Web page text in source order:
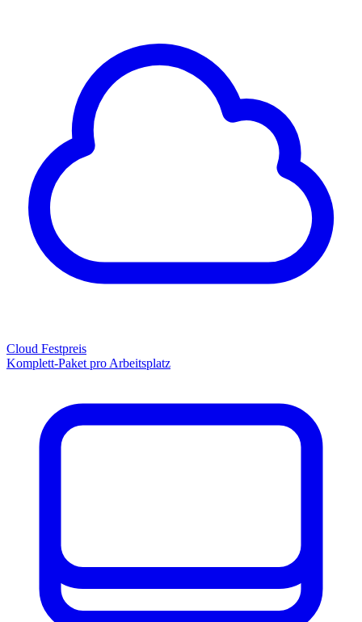
Cloud Festpreis
Komplett-Paket pro Arbeitsplatz